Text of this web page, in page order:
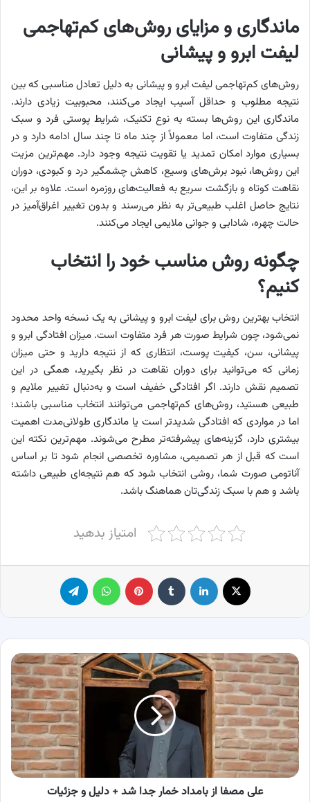
ماندگاری و مزایای روش‌های کم‌تهاجمی
لیفت ابرو و پیشانی
روش‌های کم‌تهاجمی لیفت ابرو و پیشانی به دلیل تعادل مناسبی که بین
نتیجه مطلوب و حداقل آسیب ایجاد می‌کنند، محبوبیت زیادی دارند.
ماندگاری این روش‌ها بسته به نوع تکنیک، شرایط پوستی فرد و سبک
زندگی متفاوت است، اما معمولاً از چند ماه تا چند سال ادامه دارد و در
بسیاری موارد امکان تمدید یا تقویت نتیجه وجود دارد. مهم‌ترین مزیت
این روش‌ها، نبود برش‌های وسیع، کاهش چشمگیر درد و کبودی، دوران
نقاهت کوتاه و بازگشت سریع به فعالیت‌های روزمره است. علاوه بر این،
نتایج حاصل اغلب طبیعی‌تر به نظر می‌رسند و بدون تغییر اغراق‌آمیز در
حالت چهره، شادابی و جوانی ملایمی ایجاد می‌کنند.
چگونه روش مناسب خود را انتخاب
کنیم؟
انتخاب بهترین روش برای لیفت ابرو و پیشانی به یک نسخه واحد محدود
نمی‌شود، چون شرایط صورت هر فرد متفاوت است. میزان افتادگی ابرو و
پیشانی، سن، کیفیت پوست، انتظاری که از نتیجه دارید و حتی میزان
زمانی که می‌توانید برای دوران نقاهت در نظر بگیرید، همگی در این
تصمیم نقش دارند. اگر افتادگی خفیف است و به‌دنبال تغییر ملایم و
طبیعی هستید، روش‌های کم‌تهاجمی می‌توانند انتخاب مناسبی باشند؛
اما در مواردی که افتادگی شدیدتر است یا ماندگاری طولانی‌مدت اهمیت
بیشتری دارد، گزینه‌های پیشرفته‌تر مطرح می‌شوند. مهم‌ترین نکته این
است که قبل از هر تصمیمی، مشاوره تخصصی انجام شود تا بر اساس
آناتومی صورت شما، روشی انتخاب شود که هم نتیجه‌ای طبیعی داشته
باشد و هم با سبک زندگی‌تان هماهنگ باشد.
امتیاز بدهید
لینکدین ‫تامبلر پینترست
علی
مصفا
از
بامداد
خمار
جدا
شد
+
دلیل
علی مصفا از بامداد خمار جدا شد + دلیل و جزئیات